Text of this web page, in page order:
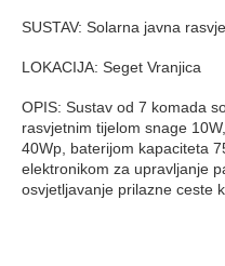
SUSTAV: Solarna javna
LOKACIJA: Seget Vranjica
OPIS: Sustav od 7 komada
rasvjetnim tijelom snage
40Wp, baterijom kapaciteta
elektronikom za upravljanje
osvjetljavanje prilazne ceste